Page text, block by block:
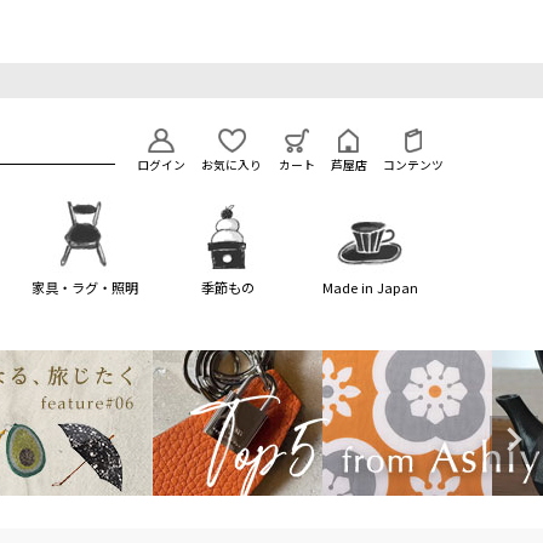
ログイン お気に入り カート 芦屋店 コンテンツ
家具・ラグ・照明 季節もの Made in Japan